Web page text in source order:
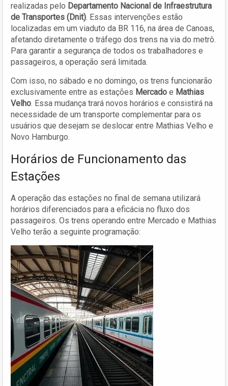
realizadas pelo Departamento Nacional de Infraestrutura
de Transportes (Dnit). Essas intervenções estão
localizadas em um viaduto da BR 116, na área de Canoas,
afetando diretamente o tráfego dos trens na via do metrô.
Para garantir a segurança de todos os trabalhadores e
passageiros, a operação será limitada.
Com isso, no sábado e no domingo, os trens funcionarão
exclusivamente entre as estações Mercado e Mathias
Velho. Essa mudança trará novos horários e consistirá na
necessidade de um transporte complementar para os
usuários que desejam se deslocar entre Mathias Velho e
Novo Hamburgo.
Horários de Funcionamento das
Estações
A operação das estações no final de semana utilizará
horários diferenciados para a eficácia no fluxo dos
passageiros. Os trens operando entre Mercado e Mathias
Velho terão a seguinte programação: